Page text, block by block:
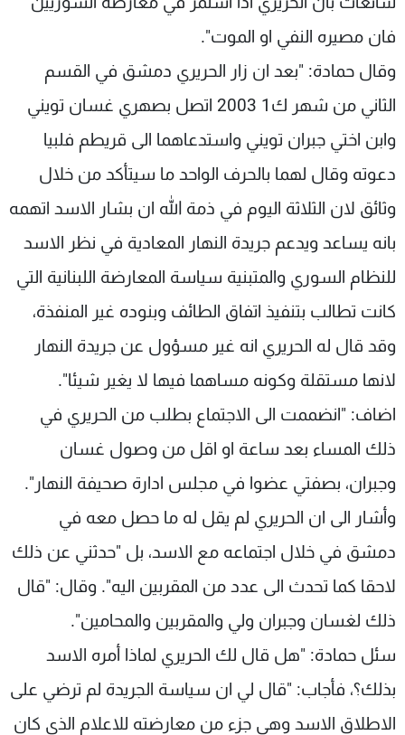
فان مصيره النفي او الموت".
وقال حمادة: "بعد ان زار الحريري دمشق في القسم
الثاني من شهر ك1 2003 اتصل بصهري غسان تويني
وابن اختي جبران تويني واستدعاهما الى قريطم فلبيا
دعوته وقال لهما بالحرف الواحد ما سيتأكد من خلال
وثائق لان الثلاثة اليوم في ذمة الله ان بشار الاسد اتهمه
بانه يساعد ويدعم جريدة النهار المعادية في نظر الاسد
للنظام السوري والمتبنية سياسة المعارضة اللبنانية التي
كانت تطالب بتنفيذ اتفاق الطائف وبنوده غير المنفذة،
وقد قال له الحريري انه غير مسؤول عن جريدة النهار
لانها مستقلة وكونه مساهما فيها لا يغير شيئا".
اضاف: "انضممت الى الاجتماع بطلب من الحريري في
ذلك المساء بعد ساعة او اقل من وصول غسان
وجبران، بصفتي عضوا في مجلس ادارة صحيفة النهار".
وأشار الى ان الحريري لم يقل له ما حصل معه في
دمشق في خلال اجتماعه مع الاسد، بل "حدثني عن ذلك
لاحقا كما تحدث الى عدد من المقربين اليه". وقال: "قال
ذلك لغسان وجبران ولي والمقربين والمحامين".
سئل حمادة: "هل قال لك الحريري لماذا أمره الاسد
بذلك؟، فأجاب: "قال لي ان سياسة الجريدة لم ترضي على
الاطلاق الاسد وهي جزء من معارضته للاعلام الذي كان